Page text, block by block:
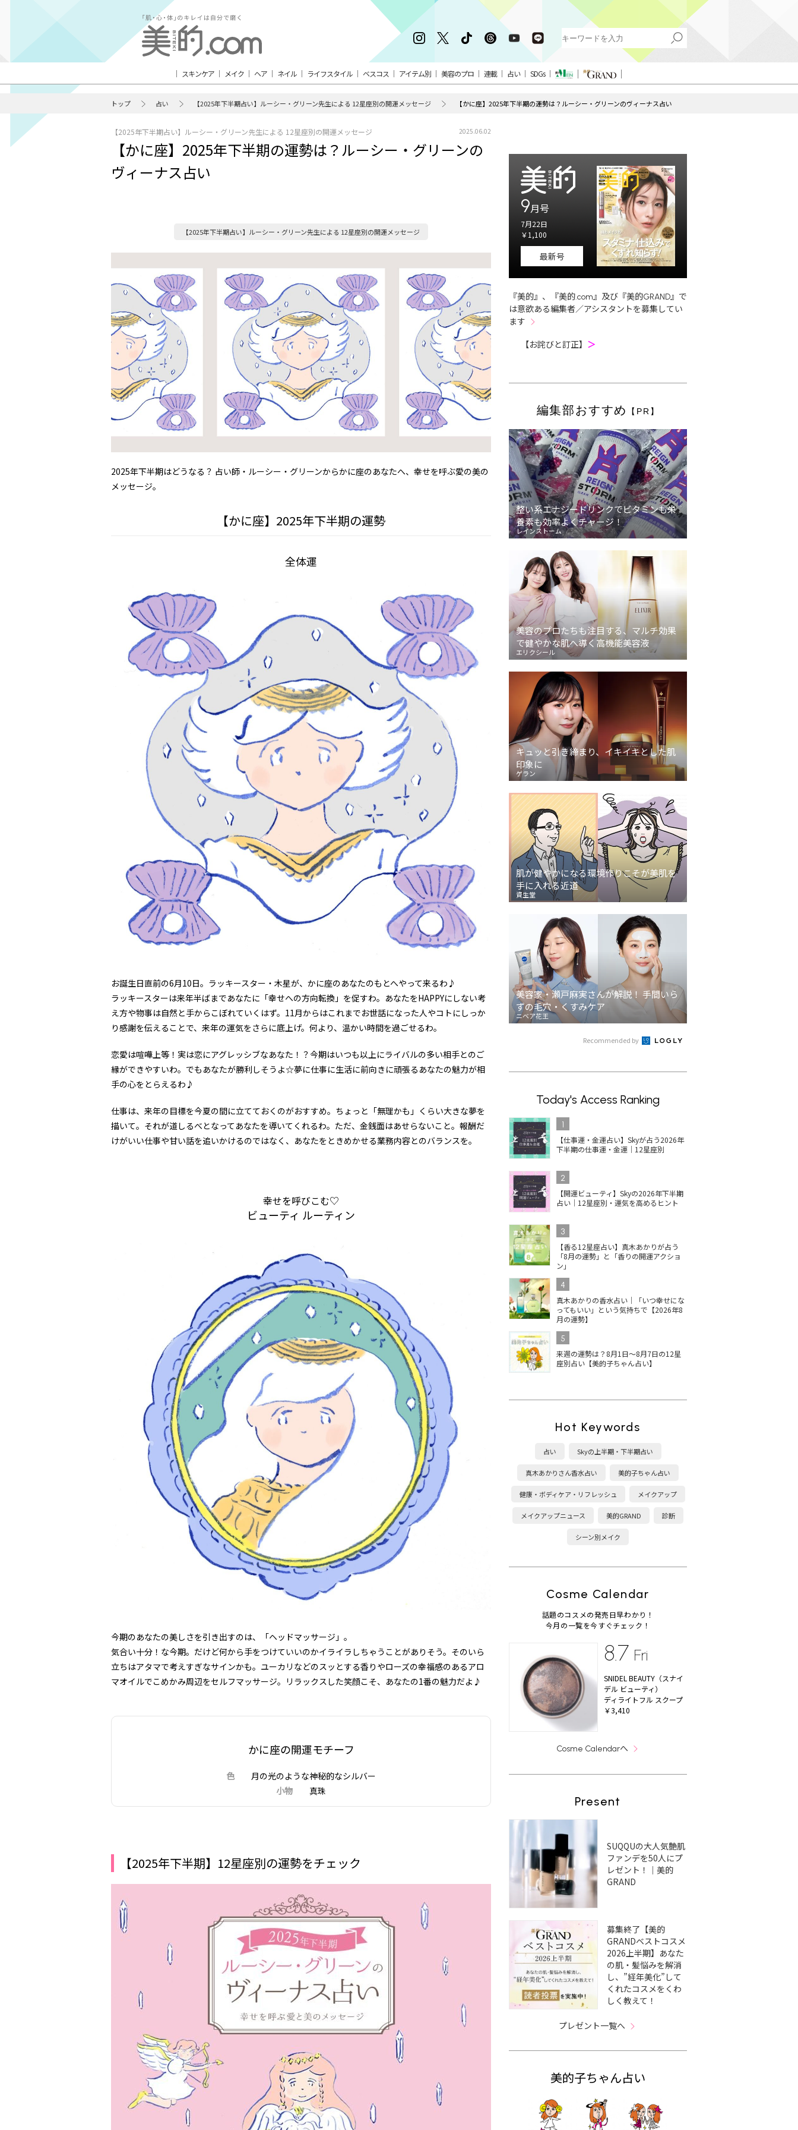
スキンケア メイク ヘア ネイル ライフスタイル ベスコス アイテム別 美容のプロ 連載 占い SDGs
トップ 占い 【2025年下半期占い】ルーシー・グリーン先生による 12星座別の開運メッセージ 【かに座】2025年下半期の運勢は？ルーシー・グリーンのヴィーナス占い
【2025年下半期占い】ルーシー・グリーン先生による 12星座別の開運メッセージ 2025.06.02
【かに座】2025年下半期の運勢は？ルーシー・グリーンの
ヴィーナス占い
【2025年下半期占い】ルーシー・グリーン先生による 12星座別の開運メッセージ
2025年下半期はどうなる？ 占い師・ルーシー・グリーンからかに座のあなたへ、幸せを呼ぶ愛の美の
メッセージ。
【かに座】2025年下半期の運勢
全体運
お誕生日直前の6月10日。ラッキースター・木星が、かに座のあなたのもとへやって来るわ♪
ラッキースターは来年半ばまであなたに「幸せへの方向転換」を促すわ。あなたをHAPPYにしない考
え方や物事は自然と手からこぼれていくはず。11月からはこれまでお世話になった人やコトにしっか
り感謝を伝えることで、来年の運気をさらに底上げ。何より、温かい時間を過ごせるわ。
恋愛は喧嘩上等！実は恋にアグレッシブなあなた！？今期はいつも以上にライバルの多い相手とのご
縁ができやすいわ。でもあなたが勝利しそうよ☆夢に仕事に生活に前向きに頑張るあなたの魅力が相
手の心をとらえるわ♪
仕事は、来年の目標を今夏の間に立てておくのがおすすめ。ちょっと「無理かも」くらい大きな夢を
描いて。それが道しるべとなってあなたを導いてくれるわ。ただ、金銭面はあせらないこと。報酬だ
けがいい仕事や甘い話を追いかけるのではなく、あなたをときめかせる業務内容とのバランスを。
幸せを呼びこむ♡
ビューティ ルーティン
今期のあなたの美しさを引き出すのは、「ヘッドマッサージ」。
気合い十分！な今期。だけど何から手をつけていいのかイライラしちゃうことがありそう。そのいら
立ちはアタマで考えすぎなサインかも。ユーカリなどのスッとする香りやローズの幸福感のあるアロ
マオイルでこめかみ周辺をセルフマッサージ。リラックスした笑顔こそ、あなたの1番の魅力だよ♪
かに座の開運モチーフ
色月の光のような神秘的なシルバー
小物 真珠
【2025年下半期】12星座別の運勢をチェック
9月号
7月22日
￥1,100
最新号
『美的』、『美的.com』及び『美的GRAND』で
は意欲ある編集者／アシスタントを募集してい
ます
【お詫びと訂正】 ＞
編集部おすすめ 【PR】
整い系エナジードリンクでビタミンも栄
養素も効率よくチャージ！
レインストーム
美容のプロたちも注目する、マルチ効果
で健やかな肌へ導く高機能美容液
エリクシール
キュッと引き締まり、イキイキとした肌
印象に
ゲラン
肌が健やかになる環境作りこそが美肌を
手に入れる近道
資生堂
美容家・瀬戸麻実さんが解説！ 手間いら
ずの毛穴・くすみケア
ニベア花王
Recommended by
Today's Access Ranking
1
【仕事運・金運占い】Skyが占う2026年
下半期の仕事運・金運｜12星座別
2
【開運ビューティ】Skyの2026年下半期
占い｜12星座別・運気を高めるヒント
3
【香る12星座占い】真木あかりが占う
「8月の運勢」と「香りの開運アクショ
ン」
4
真木あかりの香水占い｜「いつ幸せにな
ってもいい」という気持ちで【2026年8
月の運勢】
5
来週の運勢は？8月1日～8月7日の12星
座別占い【美的子ちゃん占い】
Hot Keywords
占い Skyの上半期・下半期占い
真木あかりさん香水占い 美的子ちゃん占い
健康・ボディケア・リフレッシュ メイクアップ
メイクアップニュース 美的GRAND 診断
シーン別メイク
Cosme Calendar
話題のコスメの発売日早わかり！
今月の一覧を今すぐチェック！
8.7 Fri
SNIDEL BEAUTY（スナイ
デル ビューティ）
ディライトフル スクープ
￥3,410
Cosme Calendarへ
Present
SUQQUの大人気艶肌
ファンデを50人にプ
レゼント！｜美的
GRAND
募集終了【美的
GRANDベストコスメ
2026上半期】あなた
の肌・髪悩みを解消
し、”経年美化”して
くれたコスメをくわ
しく教えて！
プレゼント一覧へ
美的子ちゃん占い